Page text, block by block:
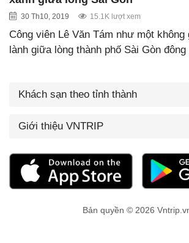
30 Th10, 2019 15.1K lượt xem
Công viên Lê Văn Tám như một không
lành giữa lòng thành phố Sài Gòn
Khách sạn theo tỉnh thành
Giới thiệu VNTRIP
Bản quyền © 2026